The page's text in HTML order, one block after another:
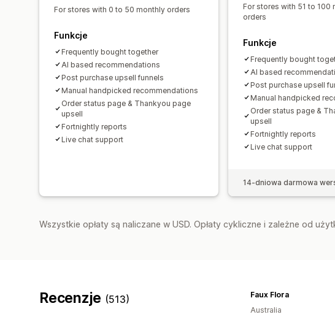
For stores with 0 to 50 monthly orders
Funkcje
Frequently bought together
AI based recommendations
Post purchase upsell funnels
Manual handpicked recommendations
Order status page & Thankyou page
upsell
Fortnightly reports
Live chat support
For stores with 51 to 100
orders
Funkcje
Frequently bought
AI based
Post purchase upsell
Manual handpicked
Order status page &
upsell
Fortnightly reports
Live chat support
14-dniowa darmowa
Wszystkie opłaty są naliczane w USD. Opłaty cykliczne i zależne od
Recenzje (513)
Faux Flora
Australia